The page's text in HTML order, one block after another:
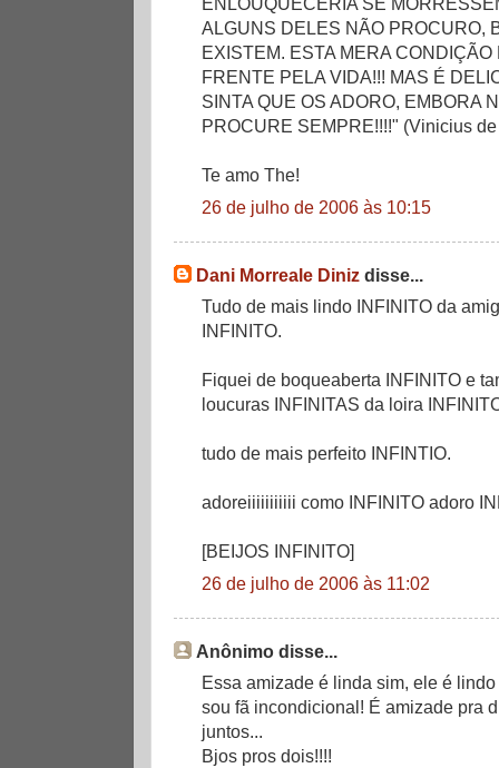
ALGUNS DELES NÃO PROCURO,
EXISTEM. ESTA MERA
FRENTE PELA VIDA!!! MAS É
SINTA QUE OS ADORO, EMBORA
PROCURE SEMPRE!!!!" (Vinicius
Te amo The!
26 de julho de 2006 às 10:15
Dani Morreale Diniz disse...
Tudo de mais lindo INFINITO da
INFINITO.
Fiquei de boqueaberta INFINITO e
loucuras INFINITAS da loira
tudo de mais perfeito INFINTIO.
adoreiiiiiiiiiii como INFINITO adoro
[BEIJOS INFINITO]
26 de julho de 2006 às 11:02
Anônimo disse...
Essa amizade é linda sim, ele é
sou fã incondicional! É amizade pra
juntos...
Bjos pros dois!!!!